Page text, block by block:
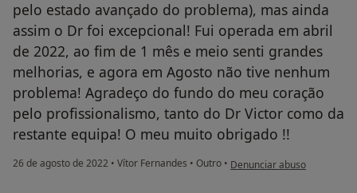
pelo estado avançado do problema), mas ainda
assim o Dr foi excepcional! Fui operada em abril
de 2022, ao fim de 1 mês e meio senti grandes
melhorias, e agora em Agosto não tive nenhum
problema! Agradeço do fundo do meu coração
pelo profissionalismo, tanto do Dr Victor como da
restante equipa! O meu muito obrigado !!
26 de agosto de 2022 • Vítor Fernandes • Outro • na opinião do utilizador
Denunciar abuso